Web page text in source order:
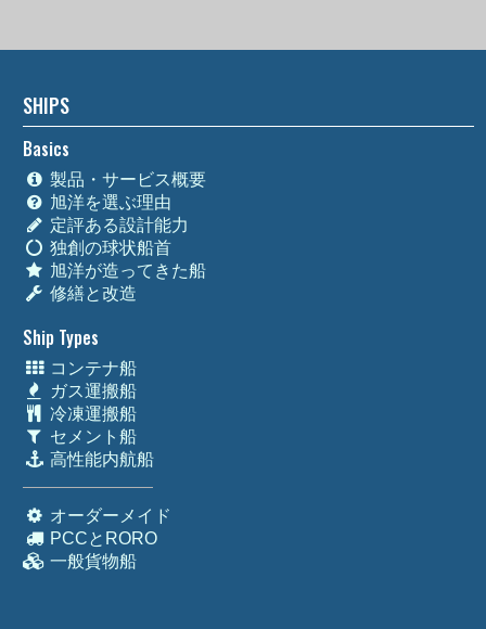
SHIPS
Basics
製品・サービス概要
旭洋を選ぶ理由
定評ある設計能力
独創の球状船首
旭洋が造ってきた船
修繕と改造
Ship Types
コンテナ船
ガス運搬船
冷凍運搬船
セメント船
高性能内航船
オーダーメイド
PCCとRORO
一般貨物船